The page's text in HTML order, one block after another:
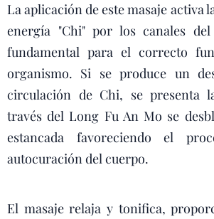
La aplicación de este masaje activa
energía "Chi" por los canales
fundamental para el correcto
organismo. Si se produce un
circulación de Chi, se presenta
través del Long Fu An Mo se
estancada favoreciendo el
autocuración del cuerpo.
El masaje relaja y tonifica,